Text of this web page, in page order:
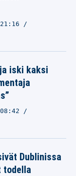
iski kaksi
Dublinissa
todella